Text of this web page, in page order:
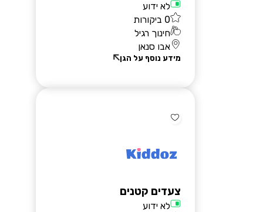
לא ידוע
0 ביקורות
חינוך רגיל
אבו סנאן
מידע נוסף על הגן
צעדים קטנים
לא ידוע